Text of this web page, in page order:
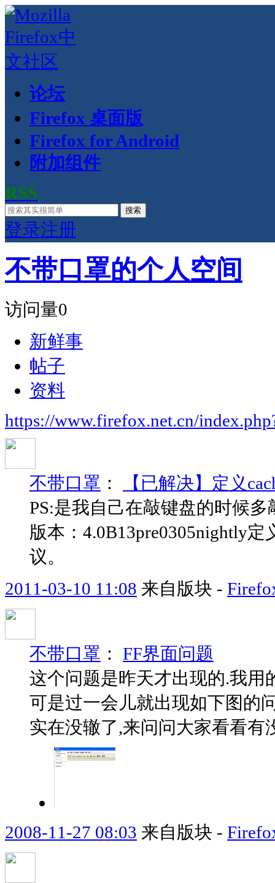
论坛
Firefox 桌面版
Firefox for Android
附加组件
RSS
搜索
登录注册
不带口罩的个人空间
访问量0
新鲜事
帖子
资料
https://www.firefox.net.cn/
不带口罩 ：
【已解决】定义
PS:是我自己在敲键盘的时候
版本：4.0B13pre0305nightly
议。
2011-03-10 11:08 来自版块 -
不带口罩 ： FF界面问题
这个问题是昨天才出现的.我用
可是过一会儿就出现如下图的
实在没辙了,来问问大家看看有
2008-11-27 08:03 来自版块 -